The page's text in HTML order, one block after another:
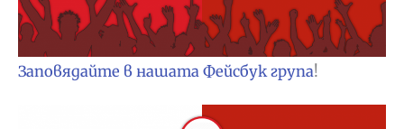
Заповядайте в нашата Фейсбук група!